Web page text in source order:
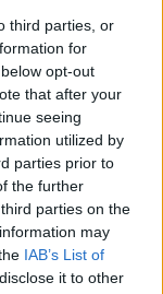
third parties, or
for
opt-out
that after your
seeing
utilized by
parties prior to
the further
parties on the
may
IAB’s List of
it to other
millió